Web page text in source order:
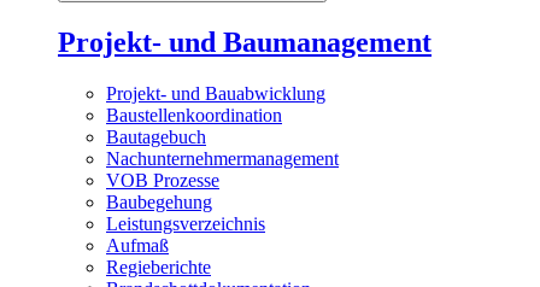
Projekt- und Baumanagement
Projekt- und Bauabwicklung
Baustellenkoordination
Bautagebuch
Nachunternehmermanagement
VOB Prozesse
Baubegehung
Leistungsverzeichnis
Aufmaß
Regieberichte